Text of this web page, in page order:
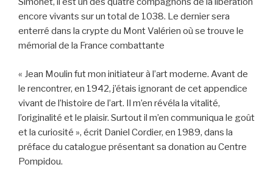
encore vivants sur un total de 1038. Le dernier sera
enterré dans la crypte du Mont Valérien où se trouve le
mémorial de la France combattante
« Jean Moulin fut mon initiateur à l’art moderne. Avant de
le rencontrer, en 1942, j’étais ignorant de cet appendice
vivant de l’histoire de l’art. Il m’en révéla la vitalité,
l’originalité et le plaisir. Surtout il m’en communiqua le goût
et la curiosité », écrit Daniel Cordier, en 1989, dans la
préface du catalogue présentant sa donation au Centre
Pompidou.